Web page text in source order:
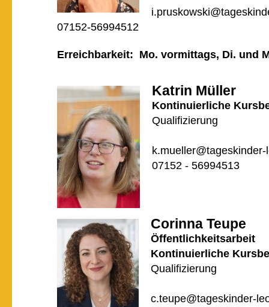
07152-56994512
Erreichbarkeit: Mo. vormittags, Di. und
Katrin Müller
Kontinuierliche
Qualifizierung
07152 - 56994513
Corinna Teupe
Öffentlichkeitsarbeit
Kontinuierliche
Qualifizierung
c.teupe@tageskinder-